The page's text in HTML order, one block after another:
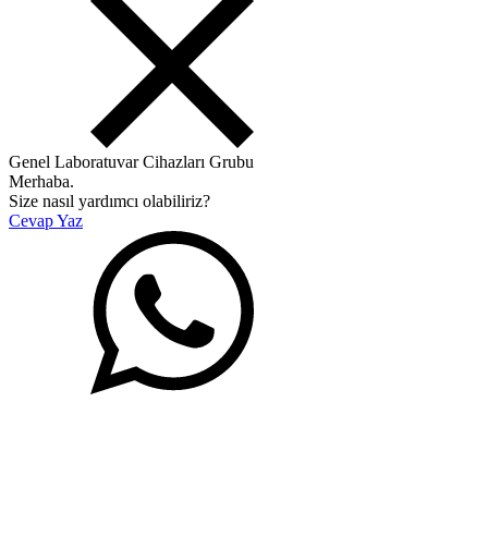
Genel Laboratuvar Cihazları Grubu
Merhaba.
Size nasıl yardımcı olabiliriz?
Cevap Yaz